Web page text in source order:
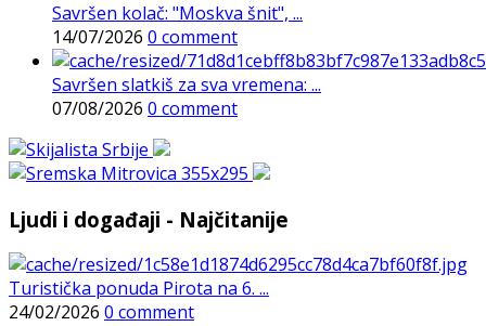
Savršen kolač: "Moskva šnit", ...
14/07/2026 0 comment
Savršen slatkiš za sva vremena: ...
07/08/2026 0 comment
Ljudi i događaji - Najčitanije
Turistička ponuda Pirota na 6. ...
24/02/2026 0 comment